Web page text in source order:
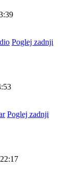
Poglej zadnji
Poglej zadnji